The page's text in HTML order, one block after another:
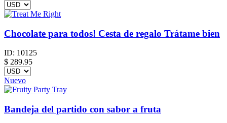
Chocolate para todos! Cesta de regalo Trátame bien
ID: 10125
$ 289.95
Nuevo
Bandeja del partido con sabor a fruta